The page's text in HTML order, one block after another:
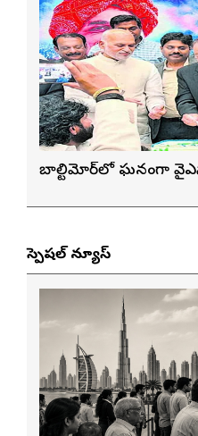
బాల్టిమోర్‌లో ఘనంగా
స్పెషల్ న్యూస్